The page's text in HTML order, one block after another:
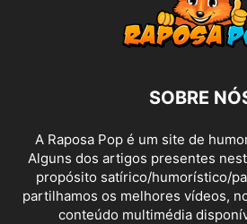
SOBRE
A Raposa Pop é um site de
Alguns dos artigos presentes
propósito satírico/humorístico/
partilhamos os melhores vídeos,
conteúdo multimédia